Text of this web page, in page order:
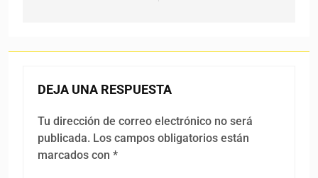
DEJA UNA RESPUESTA
Tu dirección de correo electrónico no será
publicada. Los campos obligatorios están
marcados con *